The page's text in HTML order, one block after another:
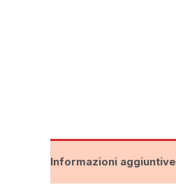
Informazioni aggiuntive